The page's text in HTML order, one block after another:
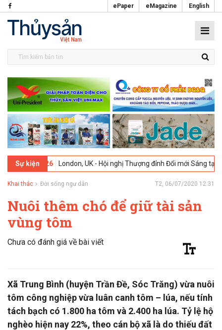
ePaper eMagazine English
Sự kiện
2026 London, UK - Hội nghị Thượng đỉnh Đổi mới Sáng tạo trong
Khai thác Đời sống ngư dân T2, 06/07/2020 12:31
Nuôi thêm chó để giữ tài sản
vùng tôm
Chưa có đánh giá về bài viết
Xã Trung Bình (huyện Trần Đề, Sóc Trăng) vừa nuôi
tôm công nghiệp vừa luân canh tôm – lúa, nếu tính
tách bạch có 1.800 ha tôm và 2.400 ha lúa. Tỷ lệ hộ
nghèo hiện nay 22%, theo cán bộ xã là do thiếu đất